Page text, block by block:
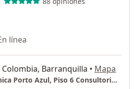
línea
Colombia, Barranquilla • Mapa
Dermatología Clínica Porto Azul, Piso 6 Consultorio 619